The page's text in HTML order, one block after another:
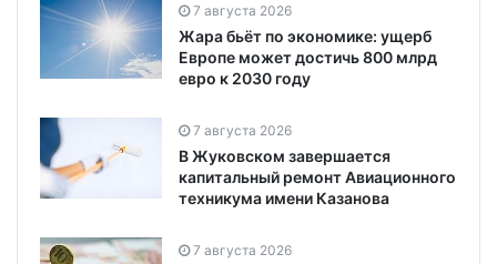
7 августа 2026
Жара бьёт по экономике: ущерб
Европе может достичь 800 млрд
евро к 2030 году
7 августа 2026
В Жуковском завершается
капитальный ремонт Авиационного
техникума имени Казанова
7 августа 2026